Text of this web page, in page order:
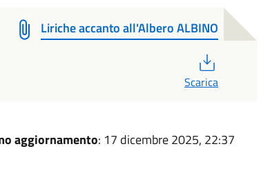
Liriche accanto all'Albero ALBINO
Scarica
aggiornamento: 17 dicembre 2025, 22:37